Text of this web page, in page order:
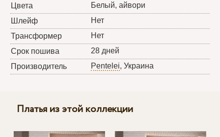
Цвета
Белый, айвори
Шлейф
Нет
Трансформер
Нет
Срок пошива
28 дней
Производитель
Pentelei, Украина
Платья из этой коллекции